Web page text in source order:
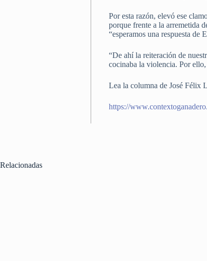
Por esta razón, elevó ese
porque frente a la arremetida
“esperamos una respuesta de
“De ahí la reiteración de
cocinaba la violencia. Por
Lea la columna de José Félix
https://
Relacionadas